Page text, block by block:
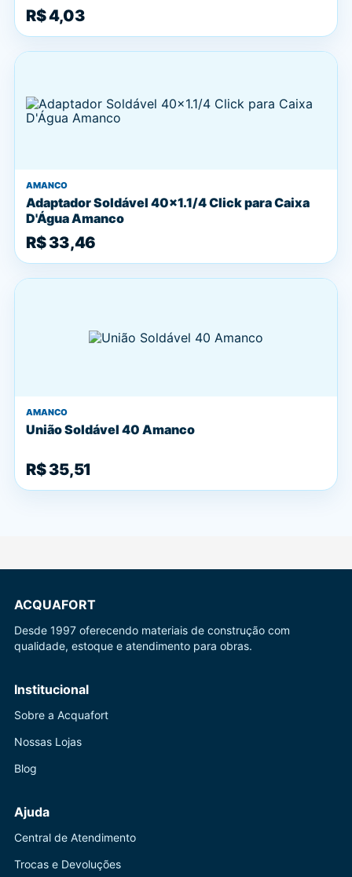
R$ 4,03
AMANCO
Adaptador Soldável 40x1.1/4 Click para Caixa
D'Água Amanco
R$ 33,46
AMANCO
União Soldável 40 Amanco
R$ 35,51
ACQUAFORT
Desde 1997 oferecendo materiais de construção com
qualidade, estoque e atendimento para obras.
Institucional
Sobre a Acquafort
Nossas Lojas
Blog
Ajuda
Central de Atendimento
Trocas e Devoluções